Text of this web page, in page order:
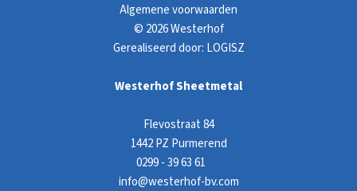
Algemene voorwaarden
© 2026 Westerhof
Gerealiseerd door: LOGISZ
Westerhof Sheetmetal
Flevostraat 84
1442 PZ Purmerend
0299 - 39 63 61
info@westerhof-bv.com